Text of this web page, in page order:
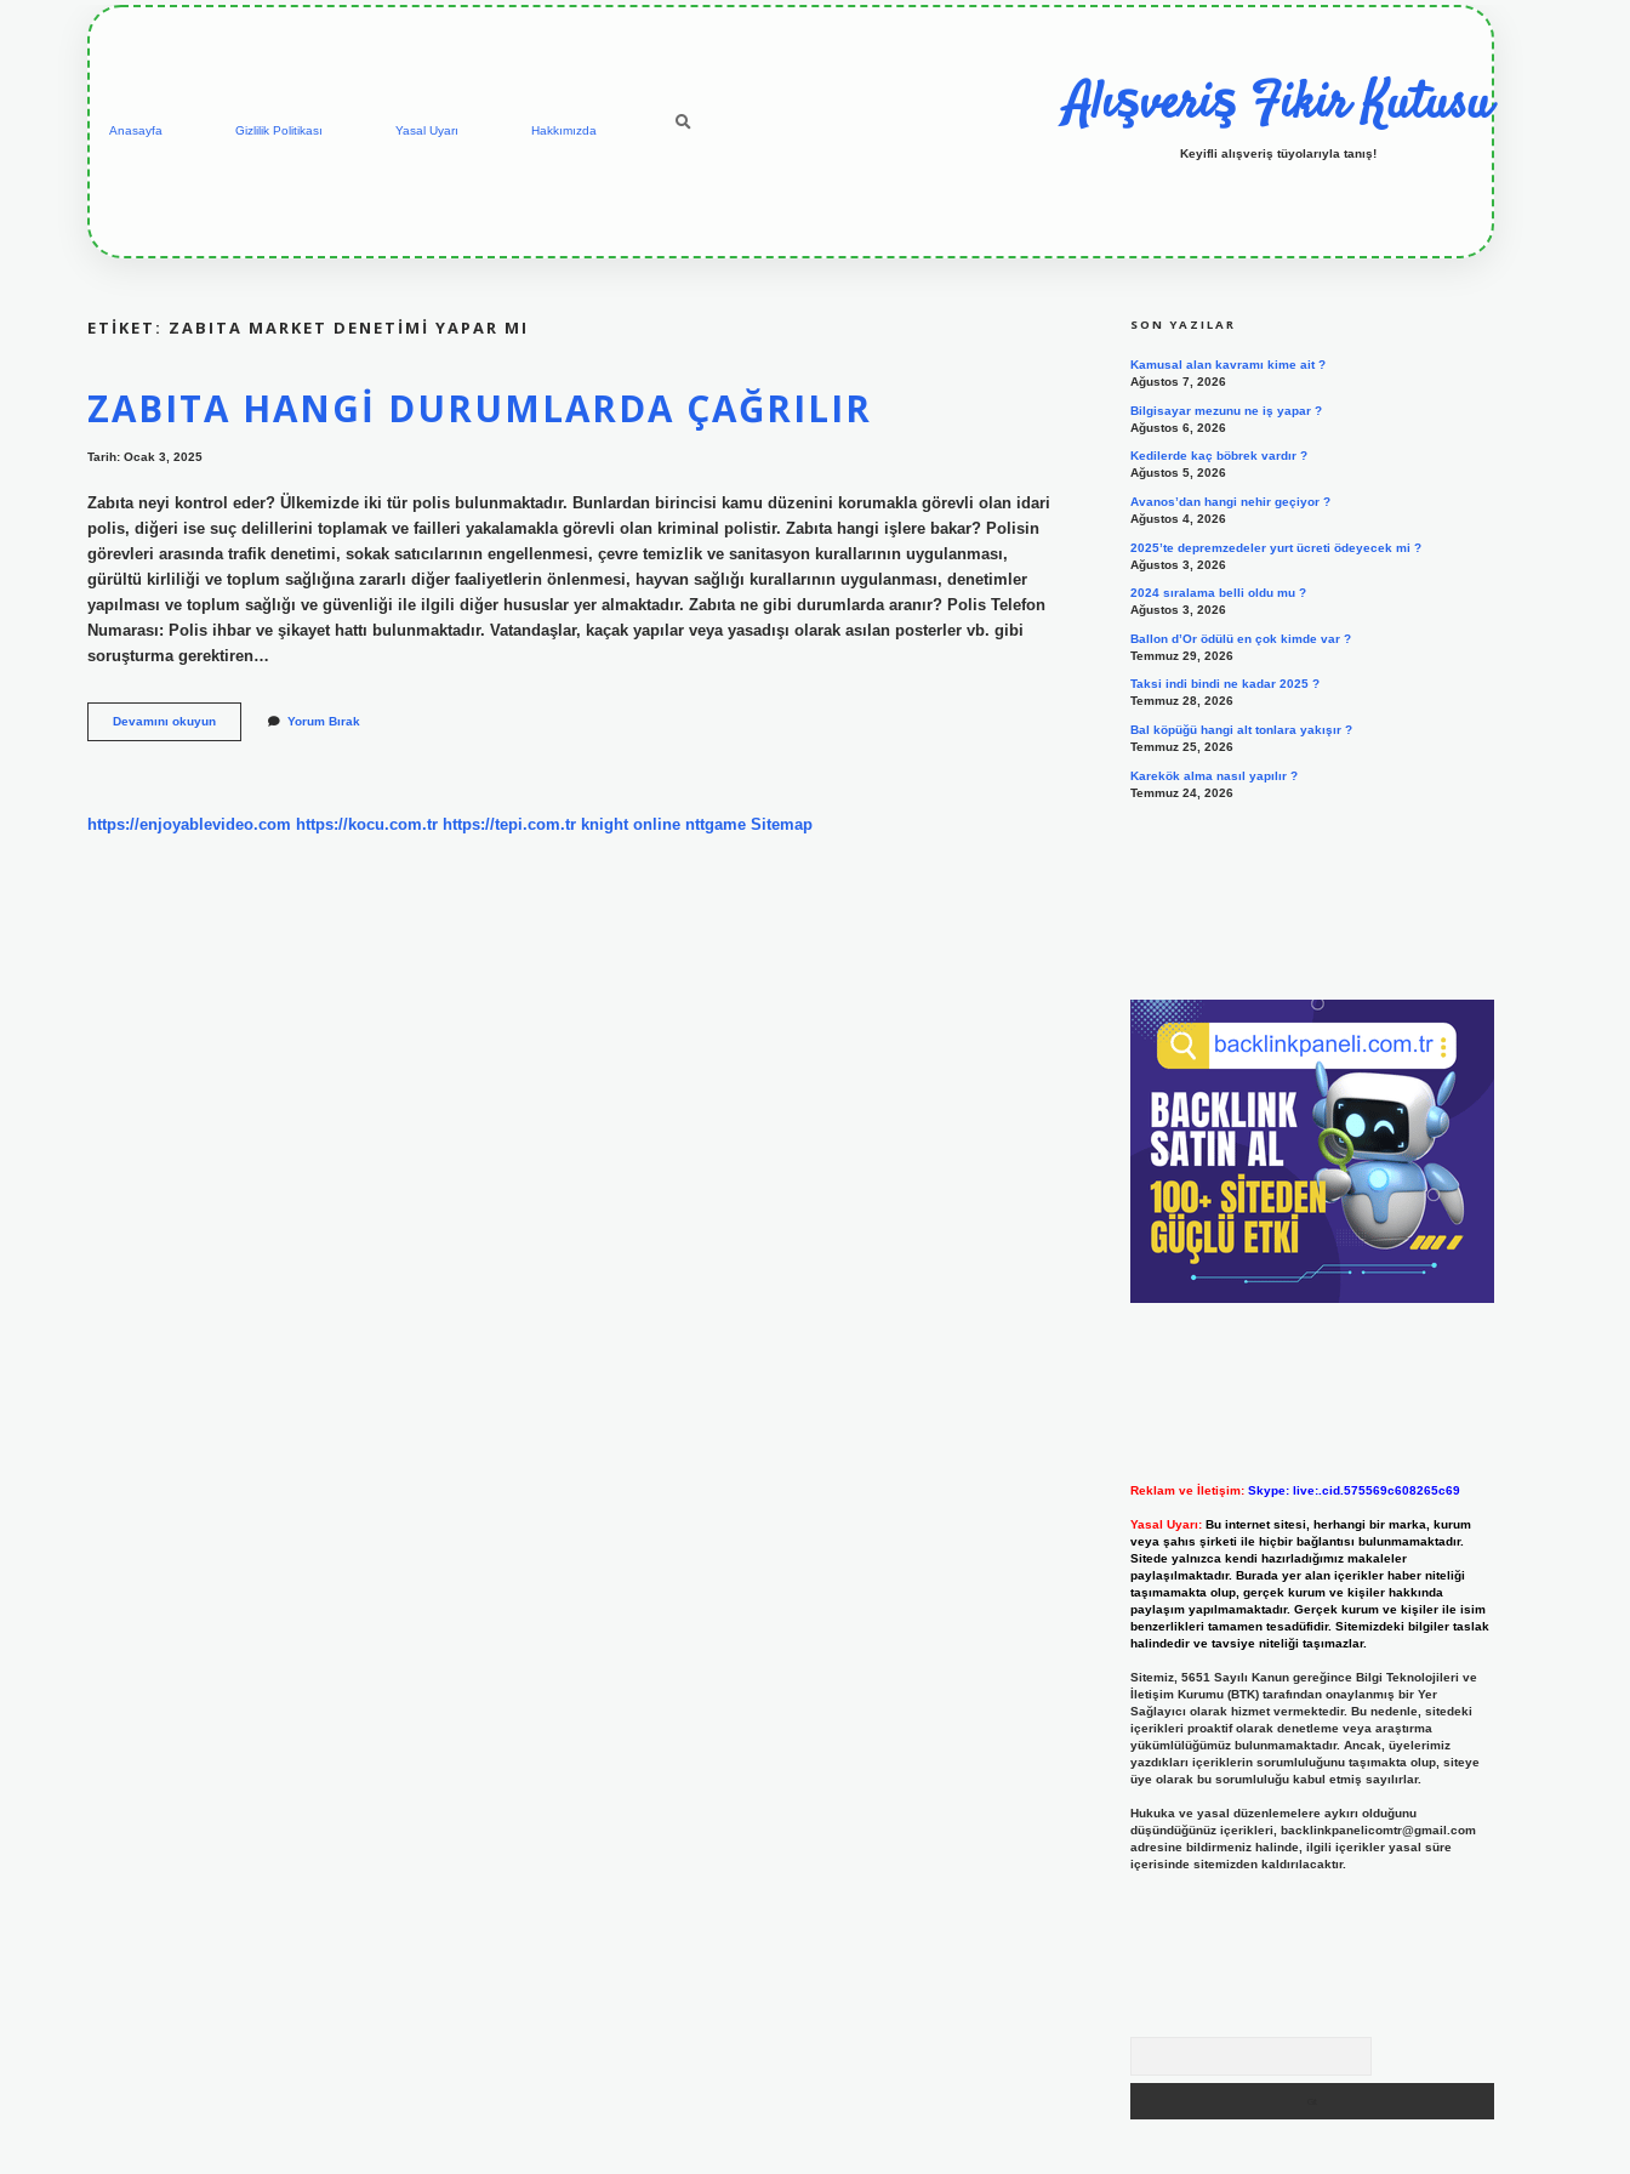
Anasayfa Gizlilik Politikası Yasal Uyarı Hakkımızda Alışveriş Fikir Kutusu
Keyifli alışveriş tüyolarıyla tanış!
ETIKET: ZABITA MARKET DENETIMI YAPAR MI
ZABITA HANGI DURUMLARDA ÇAĞRILIR
Tarih: Ocak 3, 2025
Zabıta neyi kontrol eder? Ülkemizde iki tür polis bulunmaktadır. Bunlardan birincisi kamu düzenini korumakla görevli olan idari
polis, diğeri ise suç delillerini toplamak ve failleri yakalamakla görevli olan kriminal polistir. Zabıta hangi işlere bakar? Polisin
görevleri arasında trafik denetimi, sokak satıcılarının engellenmesi, çevre temizlik ve sanitasyon kurallarının uygulanması,
gürültü kirliliği ve toplum sağlığına zararlı diğer faaliyetlerin önlenmesi, hayvan sağlığı kurallarının uygulanması, denetimler
yapılması ve toplum sağlığı ve güvenliği ile ilgili diğer hususlar yer almaktadır. Zabıta ne gibi durumlarda aranır? Polis Telefon
Numarası: Polis ihbar ve şikayet hattı bulunmaktadır. Vatandaşlar, kaçak yapılar veya yasadışı olarak asılan posterler vb. gibi
soruşturma gerektiren…
Devamını okuyunZabıta
Hangi
Yorum Bırak
https://enjoyablevideo.com https://kocu.com.tr https://tepi.com.tr knight online nttgame Sitemap
SON YAZILAR
Kamusal alan kavramı kime ait ?
Ağustos 7, 2026
Bilgisayar mezunu ne iş yapar ?
Ağustos 6, 2026
Kedilerde kaç böbrek vardır ?
Ağustos 5, 2026
Avanos’dan hangi nehir geçiyor ?
Ağustos 4, 2026
2025’te depremzedeler yurt ücreti ödeyecek mi ?
Ağustos 3, 2026
2024 sıralama belli oldu mu ?
Ağustos 3, 2026
Ballon d’Or ödülü en çok kimde var ?
Temmuz 29, 2026
Taksi indi bindi ne kadar 2025 ?
Temmuz 28, 2026
Bal köpüğü hangi alt tonlara yakışır ?
Temmuz 25, 2026
Karekök alma nasıl yapılır ?
Temmuz 24, 2026
Reklam ve İletişim: Skype: live:.cid.575569c608265c69
Yasal Uyarı: Bu internet sitesi, herhangi bir marka, kurum
veya şahıs şirketi ile hiçbir bağlantısı bulunmamaktadır.
Sitede yalnızca kendi hazırladığımız makaleler
paylaşılmaktadır. Burada yer alan içerikler haber niteliği
taşımamakta olup, gerçek kurum ve kişiler hakkında
paylaşım yapılmamaktadır. Gerçek kurum ve kişiler ile isim
benzerlikleri tamamen tesadüfidir. Sitemizdeki bilgiler taslak
halindedir ve tavsiye niteliği taşımazlar.
Sitemiz, 5651 Sayılı Kanun gereğince Bilgi Teknolojileri ve
İletişim Kurumu (BTK) tarafından onaylanmış bir Yer
Sağlayıcı olarak hizmet vermektedir. Bu nedenle, sitedeki
içerikleri proaktif olarak denetleme veya araştırma
yükümlülüğümüz bulunmamaktadır. Ancak, üyelerimiz
yazdıkları içeriklerin sorumluluğunu taşımakta olup, siteye
üye olarak bu sorumluluğu kabul etmiş sayılırlar.
Hukuka ve yasal düzenlemelere aykırı olduğunu
düşündüğünüz içerikleri, backlinkpanelicomtr@gmail.com
adresine bildirmeniz halinde, ilgili içerikler yasal süre
içerisinde sitemizden kaldırılacaktır.